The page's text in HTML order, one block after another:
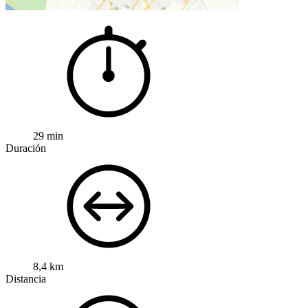
29 min
Duración
8,4 km
Distancia